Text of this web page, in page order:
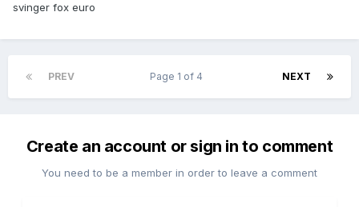
svinger fox euro
PREV NEXT
Page 1 of 4
Create an account or sign in to comment
You need to be a member in order to leave a comment